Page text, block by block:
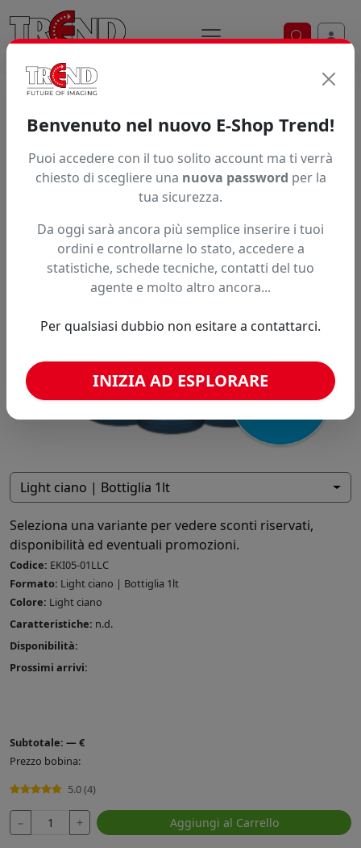
Ricerca
INCHIOSTRO INKTEC POWERCHROME K3
5,0 (4)
Light ciano | Bottiglia 1lt
Seleziona una variante per vedere sconti riservati,
disponibilità ed eventuali promozioni.
Codice: EKI05-01LLC
Formato: Light ciano | Bottiglia 1lt
Colore: Light ciano
Caratteristiche: n.d.
Disponibilità:
Prossimi arrivi:
Subtotale: —€
Prezzo bobina:
5.0 (4)
− + Aggiungi al Carrello
Benvenuto nel nuovo E-Shop Trend!
Puoi accedere con il tuo solito account ma ti verrà
chiesto di scegliere una nuova password per la
tua sicurezza.
Da oggi sarà ancora più semplice inserire i tuoi
ordini e controllarne lo stato, accedere a
statistiche, schede tecniche, contatti del tuo
agente e molto altro ancora...
Per qualsiasi dubbio non esitare a contattarci.
INIZIA AD ESPLORARE